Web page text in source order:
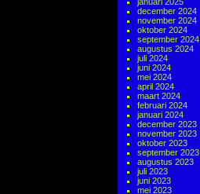
december 2024
november 2024
oktober 2024
september 2024
augustus 2024
juli 2024
juni 2024
mei 2024
april 2024
maart 2024
februari 2024
januari 2024
december 2023
november 2023
oktober 2023
september 2023
augustus 2023
juli 2023
juni 2023
mei 2023